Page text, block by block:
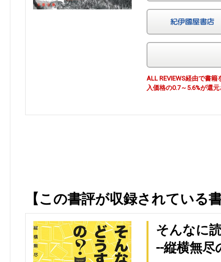
ALL REVIEWS経由で書
入価格の0.7～5.6%が還
【この書評が収録されている
そんなに
--縦横無